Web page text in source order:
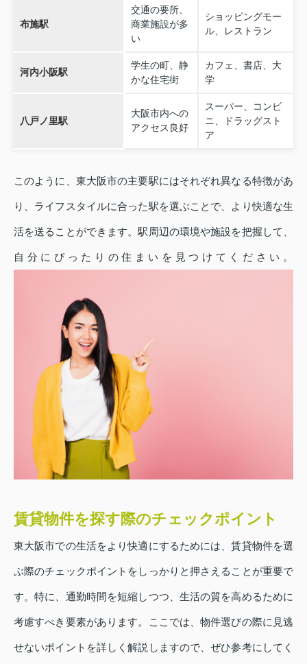
布施駅
交通の要所、
商業施設が多
い
ショッピングモー
ル、レストラン
河内小阪駅
学生の町、静
かな住宅街
カフェ、書店、大
学
八戸ノ里駅
大阪市内への
アクセス良好
スーパー、コンビ
ニ、ドラッグスト
ア
このように、東大阪市の主要駅にはそれぞれ異なる特徴があ
り、ライフスタイルに合った駅を選ぶことで、より快適な生
活を送ることができます。駅周辺の環境や施設を把握して、
自分にぴったりの住まいを見つけてください。
賃貸物件を探す際のチェックポイント
東大阪市での生活をより快適にするためには、賃貸物件を選
ぶ際のチェックポイントをしっかりと押さえることが重要で
す。特に、通勤時間を短縮しつつ、生活の質を高めるために
考慮すべき要素があります。ここでは、物件選びの際に見逃
せないポイントを詳しく解説しますので、ぜひ参考にしてく